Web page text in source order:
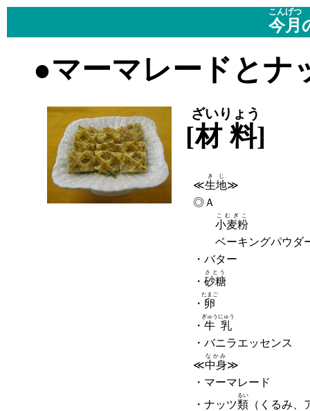
今月
こんげつ
●マーマレードとナ
[材料
ざいりょう
]
≪生地
きじ
≫
◎Ａ
小麦粉
こむぎこ
ベーキングパウダ
・バター
・ 砂糖
さとう
・ 卵
たまご
・ 牛乳
ぎゅうにゅう
・バニラエッセンス
≪中身
なかみ
≫
・マーマレード
・ナッツ類
るい
（くるみ